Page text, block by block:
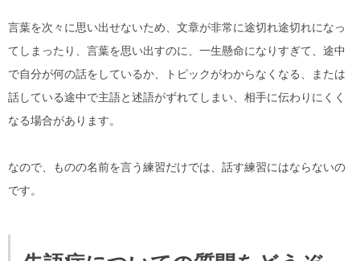
言葉を次々に思い出せないため、文章が非常に途切れ途切れになっ
てしまったり、言葉を思い出すのに、一生懸命になりすぎて、途中
で自分が何の話をしているか、トピックがわからなくなる、または
話している途中で主語と述語がずれてしまい、相手に伝わりにくく
なる場合があります。
なので、ものの名前を言う練習だけでは、話す練習にはならないの
です。